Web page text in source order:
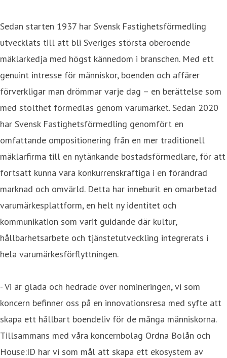
Sedan starten 1937 har Svensk Fastighetsförmedling
utvecklats till att bli Sveriges största oberoende
mäklarkedja med högst kännedom i branschen. Med ett
genuint intresse för människor, boenden och affärer
förverkligar man drömmar varje dag – en berättelse som
med stolthet förmedlas genom varumärket. Sedan 2020
har Svensk Fastighetsförmedling genomfört en
omfattande ompositionering från en mer traditionell
mäklarfirma till en nytänkande bostadsförmedlare, för att
fortsatt kunna vara konkurrenskraftiga i en förändrad
marknad och omvärld. Detta har inneburit en omarbetad
varumärkesplattform, en helt ny identitet och
kommunikation som varit guidande där kultur,
hållbarhetsarbete och tjänstetutveckling integrerats i
hela varumärkesförflyttningen.
- Vi är glada och hedrade över nomineringen, vi som
koncern befinner oss på en innovationsresa med syfte att
skapa ett hållbart boendeliv för de många människorna.
Tillsammans med våra koncernbolag Ordna Bolån och
House:ID har vi som mål att skapa ett ekosystem av